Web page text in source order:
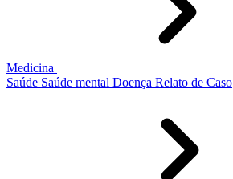
Medicina
Saúde Saúde mental Doença Relato de Caso